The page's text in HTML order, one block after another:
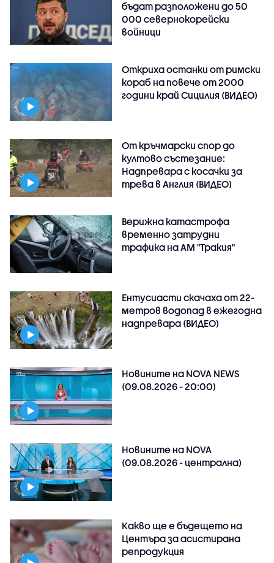
бъдат разположени до 50
000 севернокорейски
войници
Откриха останки от римски
кораб на повече от 2000
години край Сицилия (ВИДЕО)
От кръчмарски спор до
култово състезание:
Надпревара с косачки за
трева в Англия (ВИДЕО)
Верижна катастрофа
временно затрудни
трафика на АМ "Тракия"
Ентусиасти скачаха от 22-
метров водопад в ежегодна
надпревара (ВИДЕО)
Новините на NOVA NEWS
(09.08.2026 - 20:00)
Новините на NOVA
(09.08.2026 - централна)
Какво ще е бъдещето на
Центъра за асистирана
репродукция